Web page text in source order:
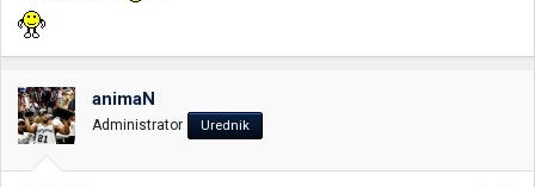
animaN
Administrator Urednik